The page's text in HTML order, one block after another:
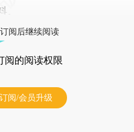
阅后继续阅读
阅的阅读权限
订阅/会员升级